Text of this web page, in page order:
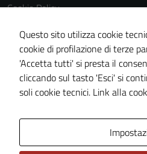
Cookie Policy
Note legali
Dichiarazione di accessibilità
Obiettivi di accessibilità
Piano di miglioramento del sito
Questo sito utilizza cookie
cookie di profilazione di terze
'Accetta tutti' si presta il
cliccando sul tasto 'Esci' si
soli cookie tecnici. Link alla